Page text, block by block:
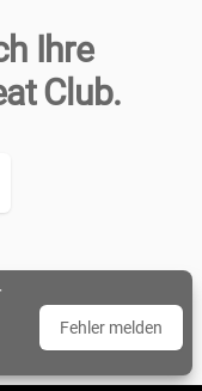
Ihre
Club.
Fehler melden